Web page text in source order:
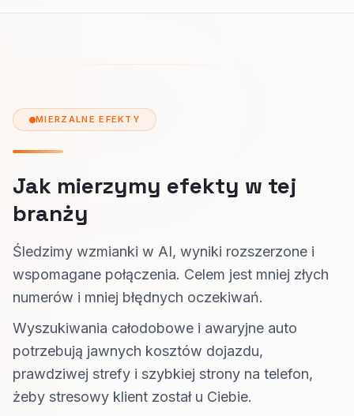
MIERZALNE EFEKTY
Jak mierzymy efekty w tej
branży
Śledzimy wzmianki w AI, wyniki rozszerzone i
wspomagane połączenia. Celem jest mniej złych
numerów i mniej błędnych oczekiwań.
Wyszukiwania całodobowe i awaryjne auto
potrzebują jawnych kosztów dojazdu,
prawdziwej strefy i szybkiej strony na telefon,
żeby stresowy klient został u Ciebie.